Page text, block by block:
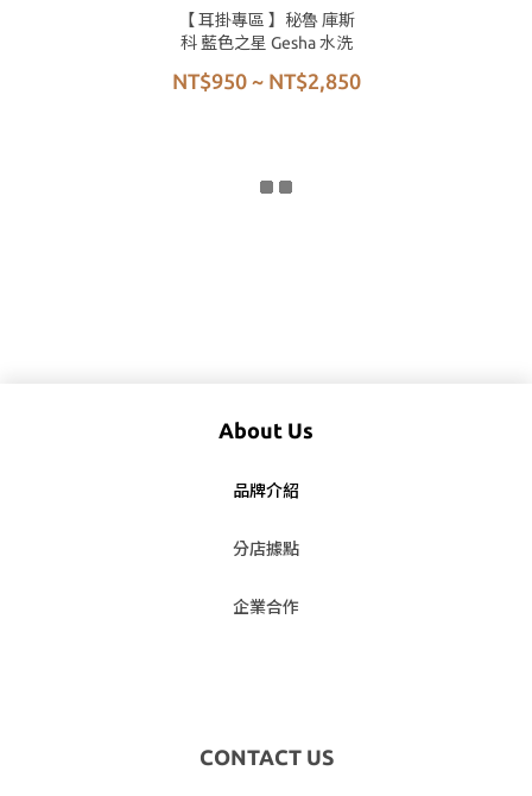
【 耳掛專區 】秘魯 庫斯
科 藍色之星 Gesha 水洗
NT$950 ~ NT$2,850
About Us
品牌介紹
分店據點
企業合作
CONTACT US